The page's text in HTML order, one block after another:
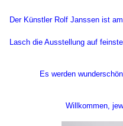
Der Künstler Rolf Janssen ist
Lasch die Ausstellung auf
Es werden
Willkommen,